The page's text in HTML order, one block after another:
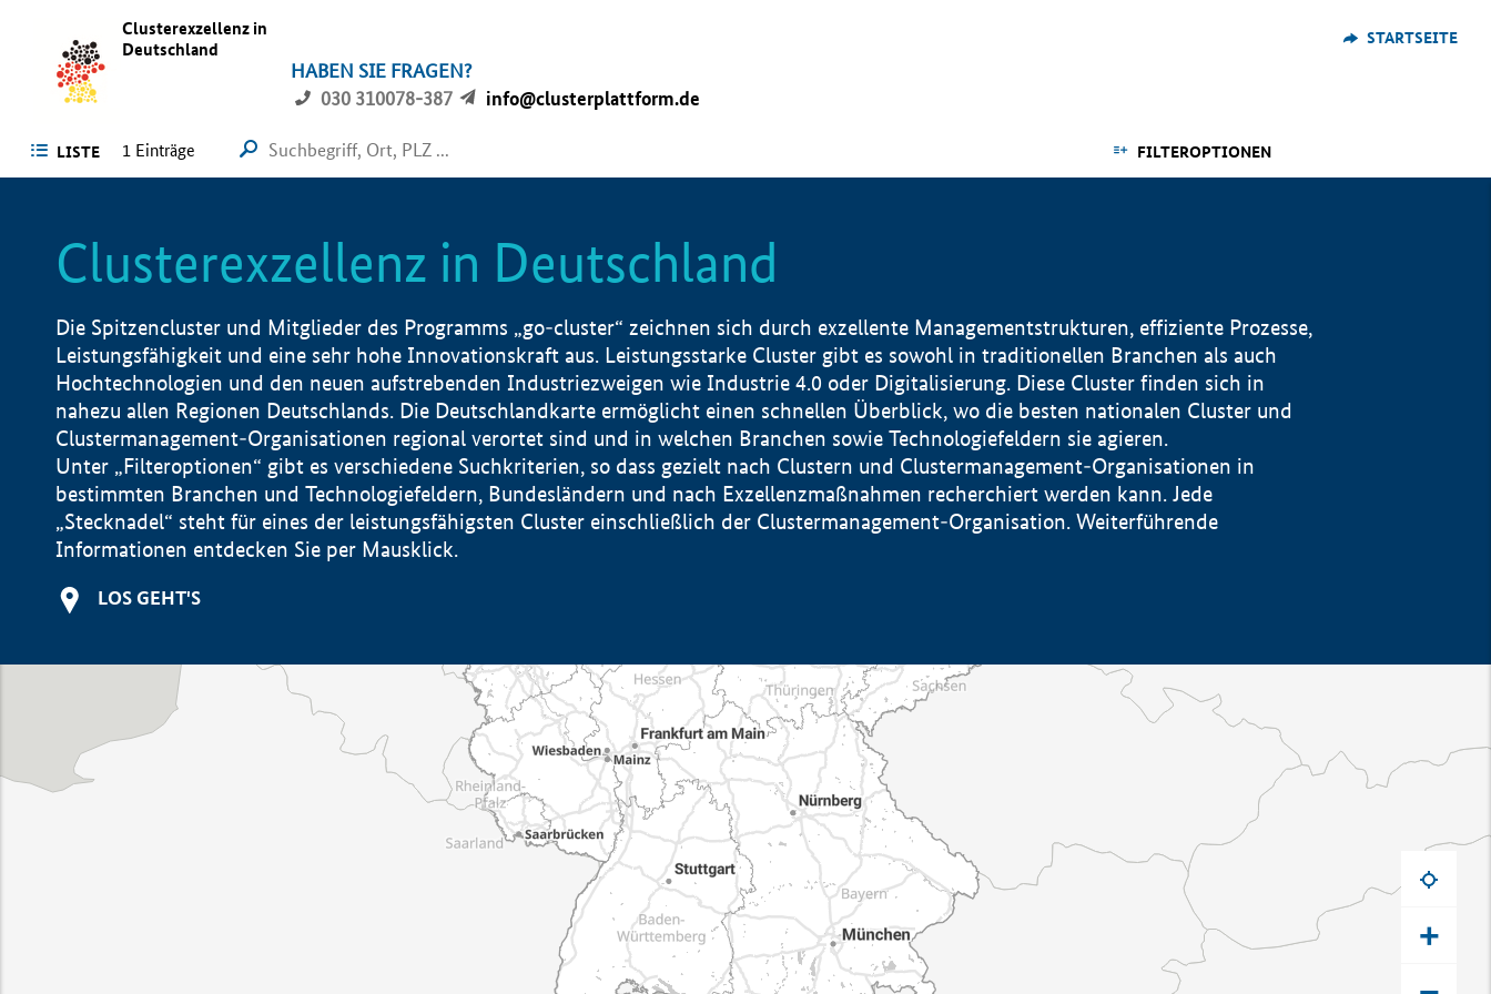
Clusterexzellenz in
Deutschland
HABEN SIE FRAGEN?
030 310078-387
info@clusterplattform.de
STARTSEITE
LISTE FILTEROPTIONEN
1 Einträge
Clusterexzellenz in Deutschland
Die Spitzencluster und Mitglieder des Programms „go-cluster“ zeichnen sich durch exzellente Managementstrukturen, effiziente Prozesse,
Leistungsfähigkeit und eine sehr hohe Innovationskraft aus. Leistungsstarke Cluster gibt es sowohl in traditionellen Branchen als auch
Hochtechnologien und den neuen aufstrebenden Industriezweigen wie Industrie 4.0 oder Digitalisierung. Diese Cluster finden sich in
nahezu allen Regionen Deutschlands. Die Deutschlandkarte ermöglicht einen schnellen Überblick, wo die besten nationalen Cluster und
Clustermanagement-Organisationen regional verortet sind und in welchen Branchen sowie Technologiefeldern sie agieren.
Unter „Filteroptionen“ gibt es verschiedene Suchkriterien, so dass gezielt nach Clustern und Clustermanagement-Organisationen in
bestimmten Branchen und Technologiefeldern, Bundesländern und nach Exzellenzmaßnahmen recherchiert werden kann. Jede
„Stecknadel“ steht für eines der leistungsfähigsten Cluster einschließlich der Clustermanagement-Organisation. Weiterführende
Informationen entdecken Sie per Mausklick.
LOS GEHT'S
+